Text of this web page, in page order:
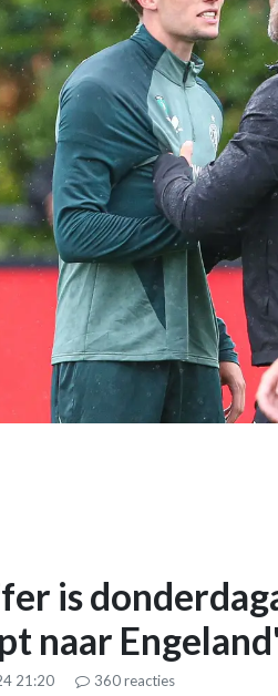
is
naar Engeland'
21:20 360reacties